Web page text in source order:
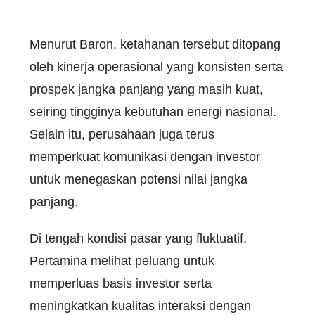
Menurut Baron, ketahanan tersebut ditopang
oleh kinerja operasional yang konsisten serta
prospek jangka panjang yang masih kuat,
seiring tingginya kebutuhan energi nasional.
Selain itu, perusahaan juga terus
memperkuat komunikasi dengan investor
untuk menegaskan potensi nilai jangka
panjang.
Di tengah kondisi pasar yang fluktuatif,
Pertamina melihat peluang untuk
memperluas basis investor serta
meningkatkan kualitas interaksi dengan